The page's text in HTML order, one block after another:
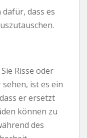
dass es
Risse oder
ist es ein
er ersetzt
können zu
des